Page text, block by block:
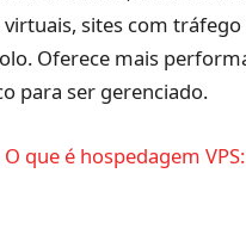
sites com tráfego
Oferece mais
para ser gerenciado.
O que é hospedagem